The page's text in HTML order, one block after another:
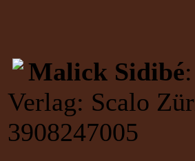
Malick Sidibé
Verlag: Scalo
3908247005